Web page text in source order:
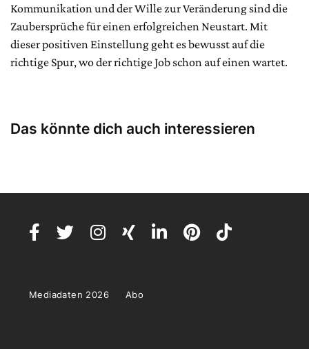
Kommunikation und der Wille zur Veränderung sind die
Zaubersprüche für einen erfolgreichen Neustart. Mit
dieser positiven Einstellung geht es bewusst auf die
richtige Spur, wo der richtige Job schon auf einen wartet.
Das könnte dich auch interessieren
Mediadaten 2026 Abo